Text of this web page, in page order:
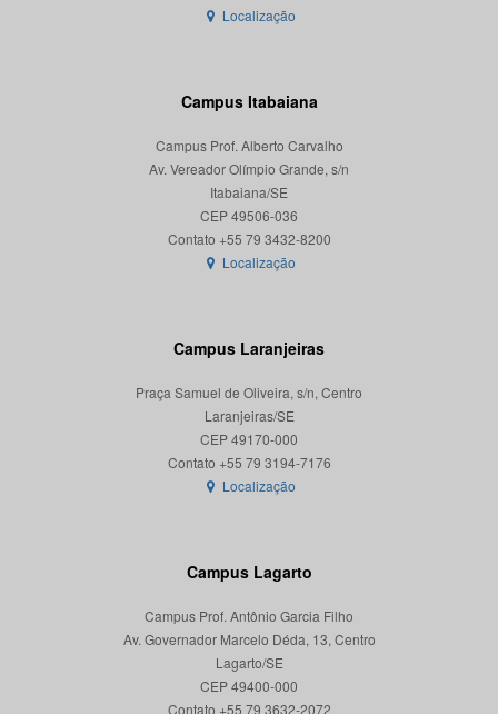
Localização
Campus Itabaiana
Campus Prof. Alberto Carvalho
Av. Vereador Olímpio Grande, s/n
Itabaiana/SE
CEP 49506-036
Localização
Campus Laranjeiras
Praça Samuel de Oliveira, s/n, Centro
Laranjeiras/SE
CEP 49170-000
Localização
Campus Lagarto
Campus Prof. Antônio Garcia Filho
Av. Governador Marcelo Déda, 13, Centro
Lagarto/SE
CEP 49400-000